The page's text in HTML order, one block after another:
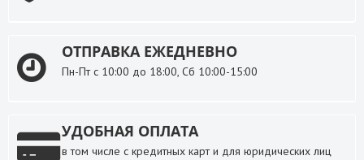
ОТПРАВКА ЕЖЕДНЕВНО
Пн-Пт с 10:00 до 18:00, Сб 10:00-15:00
УДОБНАЯ ОПЛАТА
в том числе с кредитных карт и для юридических лиц